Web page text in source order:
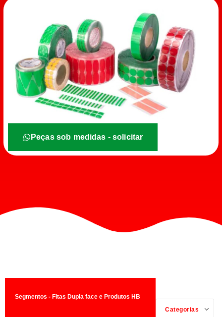
Peças sob medidas - solicitar
Segmentos - Fitas Dupla face e Produtos HB
Categorias